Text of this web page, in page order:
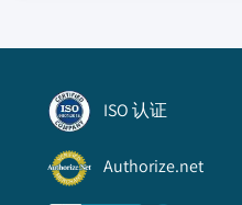
ISO 认证
Authorize.net